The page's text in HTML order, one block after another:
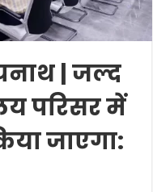
| जल्द
परिसर में
जाएगा: